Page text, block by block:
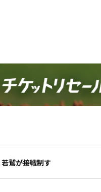
鷲が接戦制す